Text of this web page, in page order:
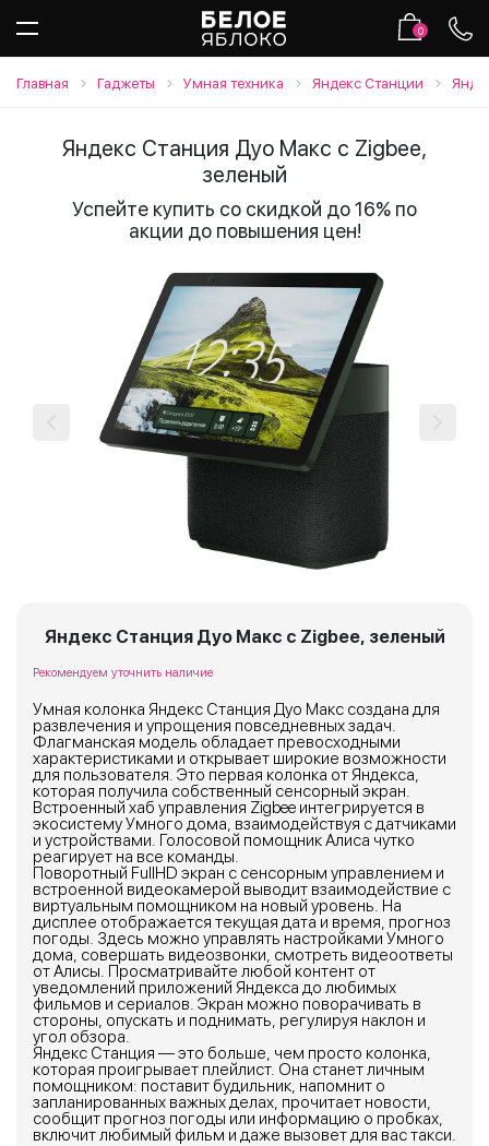
0
Главная Гаджеты Умная техника Яндекс Станции
Яндекс Станция Дуо Макс с Zigbee,
зеленый
Успейте купить со скидкой до 16% по
акции до повышения цен!
Яндекс Станция Дуо Макс с Zigbee, зеленый
Рекомендуем уточнить наличие
Умная колонка Яндекс Станция Дуо Макс создана для
развлечения и упрощения повседневных задач.
Флагманская модель обладает превосходными
характеристиками и открывает широкие возможности
для пользователя. Это первая колонка от Яндекса,
которая получила собственный сенсорный экран.
Встроенный хаб управления Zigbee интегрируется в
экосистему Умного дома, взаимодействуя с датчиками
и устройствами. Голосовой помощник Алиса чутко
реагирует на все команды.
Поворотный FullHD экран с сенсорным управлением и
встроенной видеокамерой выводит взаимодействие с
виртуальным помощником на новый уровень. На
дисплее отображается текущая дата и время, прогноз
погоды. Здесь можно управлять настройками Умного
дома, совершать видеозвонки, смотреть видеоответы
от Алисы. Просматривайте любой контент от
уведомлений приложений Яндекса до любимых
фильмов и сериалов. Экран можно поворачивать в
стороны, опускать и поднимать, регулируя наклон и
угол обзора.
Яндекс Станция — это больше, чем просто колонка,
которая проигрывает плейлист. Она станет личным
помощником: поставит будильник, напомнит о
запланированных важных делах, прочитает новости,
сообщит прогноз погоды или информацию о пробках,
включит любимый фильм и даже вызовет для вас такси.